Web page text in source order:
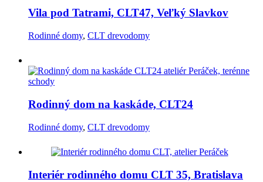
Vila pod Tatrami, CLT47, Veľký Slavkov
Rodinné domy, CLT drevodomy
Rodinný dom na kaskáde, CLT24
Rodinné domy, CLT drevodomy
Interiér rodinného domu CLT 35, Bratislava